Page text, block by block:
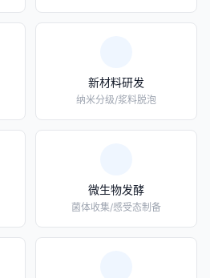
新材料研发
纳米分级/浆料脱泡
微生物发酵
菌体收集/感受态制备